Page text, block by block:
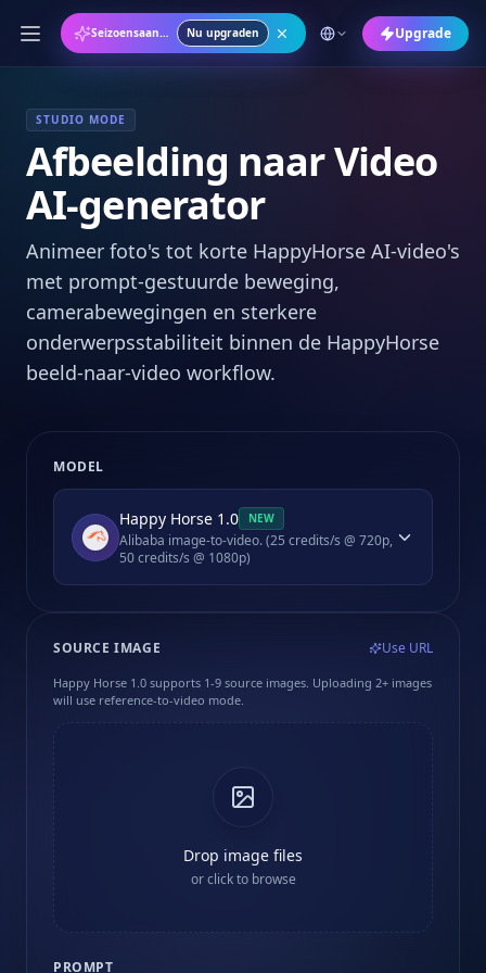
Seizoensaanbieding: Jaarplan met 50% KORTING Nu upgraden Upgrade
STUDIO MODE
Afbeelding naar Video
AI-generator
Animeer foto's tot korte HappyHorse AI-video's
met prompt-gestuurde beweging,
camerabewegingen en sterkere
onderwerpsstabiliteit binnen de HappyHorse
beeld-naar-video workflow.
MODEL
Happy Horse 1.0 NEW
Alibaba image-to-video. (25 credits/s @ 720p,
50 credits/s @ 1080p)
SOURCE IMAGE Use URL
Happy Horse 1.0 supports 1-9 source images. Uploading 2+ images
will use reference-to-video mode.
Drop image files
or click to browse
PROMPT